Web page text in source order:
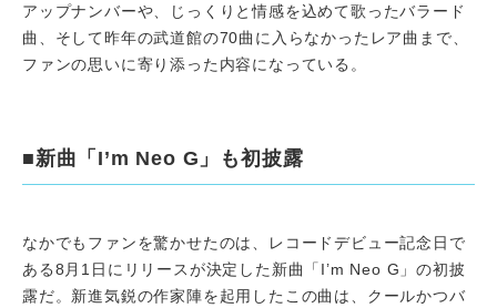
アップナンバーや、じっくりと情感を込めて歌ったバラード
曲、そして昨年の武道館の70曲に入らなかったレア曲まで、
ファンの思いに寄り添った内容になっている。
■新曲「I’m Neo G」も初披露
なかでもファンを驚かせたのは、レコードデビュー記念日で
ある8月1日にリリースが決定した新曲「I’m Neo G」の初披
露だ。新進気鋭の作家陣を起用したこの曲は、クールかつバ